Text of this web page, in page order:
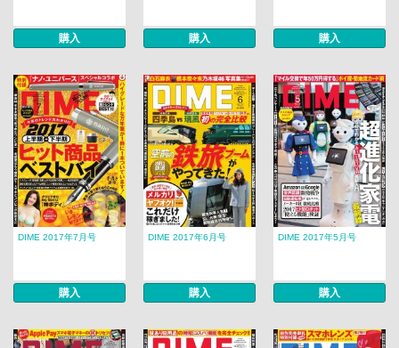
購入 購入 購入
DIME 2017年7月号
購入
DIME 2017年6月号
購入
DIME 2017年5月号
購入